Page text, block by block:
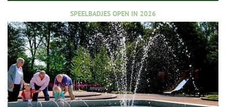
SPEELBADJES OPEN IN 2026